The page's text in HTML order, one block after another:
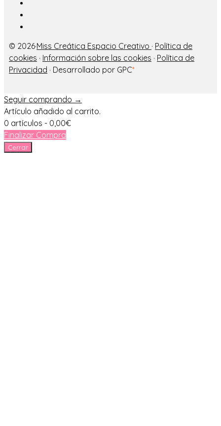
© 2026·Miss Creática Espacio Creativo · Política de
cookies · Información sobre las cookies · Política de
Privacidad · Desarrollado por GPC*
Seguir comprando →
Artículo añadido al carrito.
0 artículos - 0,00€
Finalizar Compra
Cerrar